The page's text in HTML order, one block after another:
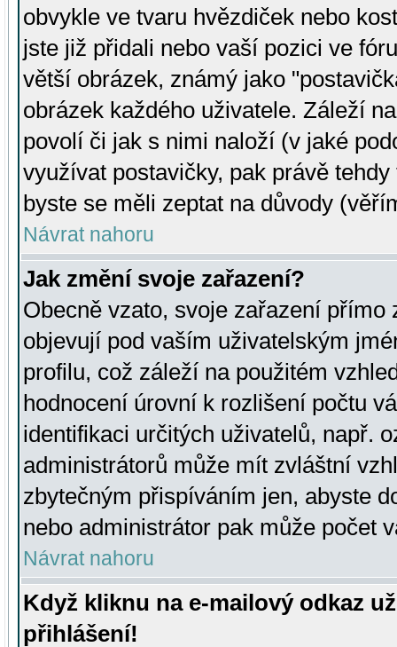
obvykle ve tvaru hvězdiček nebo
jste již přidali nebo vaší pozici ve
větší obrázek, známý jako
obrázek každého uživatele. Záleží
povolí či jak s nimi naloží (v jaké
využívat postavičky, pak právě
byste se měli zeptat na důvody
Návrat nahoru
Jak změní svoje zařazení?
Obecně vzato, svoje zařazení přímo
objevují pod vaším uživatelským
profilu, což záleží na použitém
hodnocení úrovní k rozlišení počtu
identifikaci určitých uživatelů, např.
administrátorů může mít zvláštní
zbytečným přispíváním jen, abyste
nebo administrátor pak může počet
Návrat nahoru
Když kliknu na e-mailový odkaz
přihlášení!